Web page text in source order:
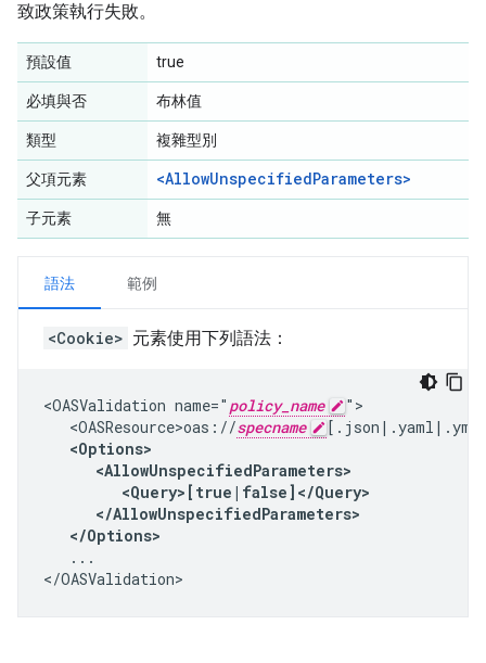
致政策執行失敗。
預設值 true
必填與否 布林值
類型 複雜型別
父項元素 <AllowUnspecifiedParameters>
子元素 無
語法 範例
<Cookie> 元素使用下列語法：
<OASValidation name=" policy_name
">
   <OASResource>oas://
specname
<Options>
      <AllowUnspecifiedParameters>
         <Query>[true|false]</Query>
      </AllowUnspecifiedParameters>
   </Options>
   ...
</OASValidation>